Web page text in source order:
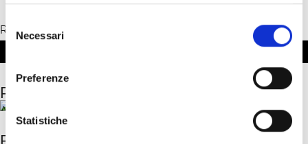
e
z
i
n
Necessari
Preferenze
Statistiche
RICHIEDI MAGGIORI INFORMAZIONI
Posa in opera
Antibes